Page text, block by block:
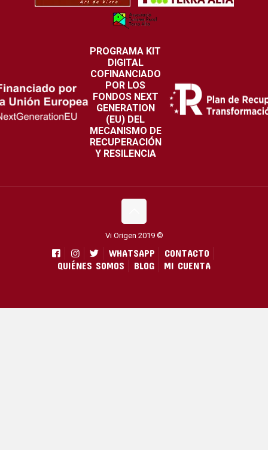
PROGRAMA KIT
DIGITAL
COFINANCIADO
POR LOS
FONDOS NEXT
GENERATION
(EU) DEL
MECANISMO DE
RECUPERACIÓN
Y RESILENCIA
Vi Origen 2019 ©
WHATSAPP
CONTACTO
QUIÉNES SOMOS
BLOG MI CUENTA